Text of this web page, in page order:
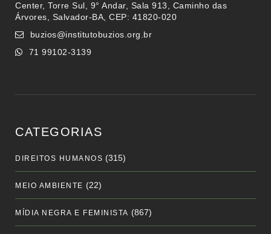
Center, Torre Sul, 9° Andar, Sala 913, Caminho das
Árvores, Salvador-BA, CEP: 41820-020
buzios@institutobuzios.org.br
71 99102-3139
CATEGORIAS
DIREITOS HUMANOS (315)
MEIO AMBIENTE (22)
MÍDIA NEGRA E FEMINISTA (867)